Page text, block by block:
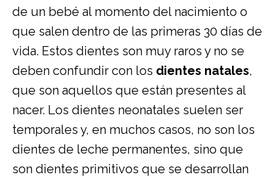
de un bebé al momento del nacimiento o
que salen dentro de las primeras 30 días de
vida. Estos dientes son muy raros y no se
deben confundir con los dientes natales,
que son aquellos que están presentes al
nacer. Los dientes neonatales suelen ser
temporales y, en muchos casos, no son los
dientes de leche permanentes, sino que
son dientes primitivos que se desarrollan